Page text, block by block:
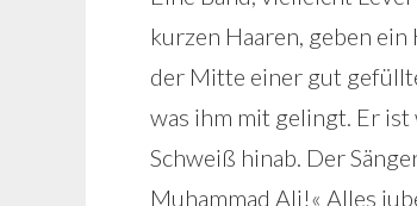
kurzen Haaren, geben
der Mitte einer gut
was ihm mit gelingt. Er ist
Schweiß hinab. Der
Muhammad Ali!« Alles